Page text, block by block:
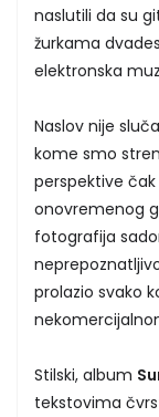
naslutili da su
žurkama
elektronska
Naslov nije
kome smo
perspektive
onovremenog
fotografija
prolazio svako
Stilski, album
tekstovima